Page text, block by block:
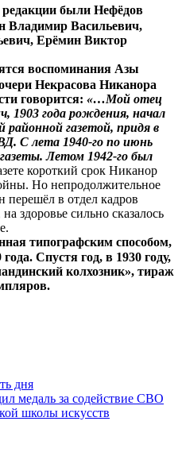
были Нефёдов
Владимир Васильевич,
Ерёмин Виктор
воспоминания Азы
Некрасова Никанора
говорится: «…Мой отец
1903 года рождения, начал
районной газетой, придя в
С лета 1940-го по июнь
Летом 1942-го был
короткий срок Никанор
Но непродолжительное
перешёл в отдел кадров
здоровье сильно сказалось
типографским способом,
Спустя год, в 1930 году,
колхозник», тираж
дня
медаль за содействие СВО
школы искусств